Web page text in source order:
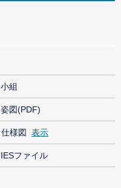
小組
姿図(PDF)
仕様図
IESファイル